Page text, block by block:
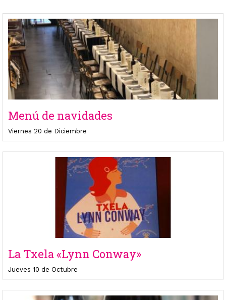
Menú de navidades
Viernes 20 de Diciembre
La Txela «Lynn Conway»
Jueves 10 de Octubre